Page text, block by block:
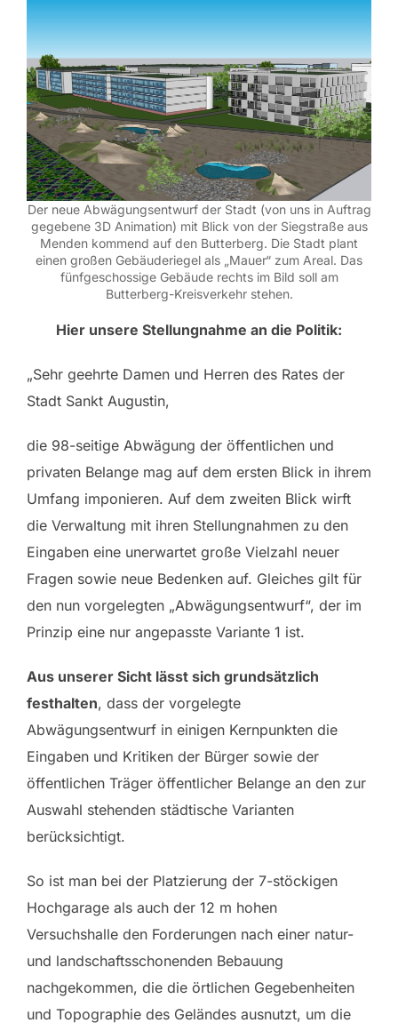
Der neue Abwägungsentwurf der Stadt (von uns in Auftrag
gegebene 3D Animation) mit Blick von der Siegstraße aus
Menden kommend auf den Butterberg. Die Stadt plant
einen großen Gebäuderiegel als „Mauer“ zum Areal. Das
fünfgeschossige Gebäude rechts im Bild soll am
Butterberg-Kreisverkehr stehen.
Hier unsere Stellungnahme an die Politik:
„Sehr geehrte Damen und Herren des Rates der
Stadt Sankt Augustin,
die 98-seitige Abwägung der öffentlichen und
privaten Belange mag auf dem ersten Blick in ihrem
Umfang imponieren. Auf dem zweiten Blick wirft
die Verwaltung mit ihren Stellungnahmen zu den
Eingaben eine unerwartet große Vielzahl neuer
Fragen sowie neue Bedenken auf. Gleiches gilt für
den nun vorgelegten „Abwägungsentwurf“, der im
Prinzip eine nur angepasste Variante 1 ist.
Aus unserer Sicht lässt sich grundsätzlich
festhalten, dass der vorgelegte
Abwägungsentwurf in einigen Kernpunkten die
Eingaben und Kritiken der Bürger sowie der
öffentlichen Träger öffentlicher Belange an den zur
Auswahl stehenden städtische Varianten
berücksichtigt.
So ist man bei der Platzierung der 7-stöckigen
Hochgarage als auch der 12 m hohen
Versuchshalle den Forderungen nach einer natur-
und landschaftsschonenden Bebauung
nachgekommen, die die örtlichen Gegebenheiten
und Topographie des Geländes ausnutzt, um die